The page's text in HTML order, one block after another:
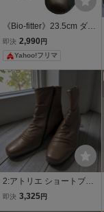
《Bio-fitter》23.5cm ダー
クブラウン ハイカット サ
イドジップ
即決 2,990 円
Yahoo!フリマ
2:アトリエ ショートブー
ツ レディース 22.5cm き
即決 3,325円